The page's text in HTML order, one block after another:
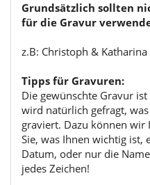
Grundsätzlich sollten
für die Gravur
z.B: Christoph & Katharina
Tipps für Gravuren:
Die gewünschte Gravur
wird natürlich gefragt,
graviert. Dazu können wir
Sie, was Ihnen wichtig ist,
Datum, oder nur die
jedes Zeichen!